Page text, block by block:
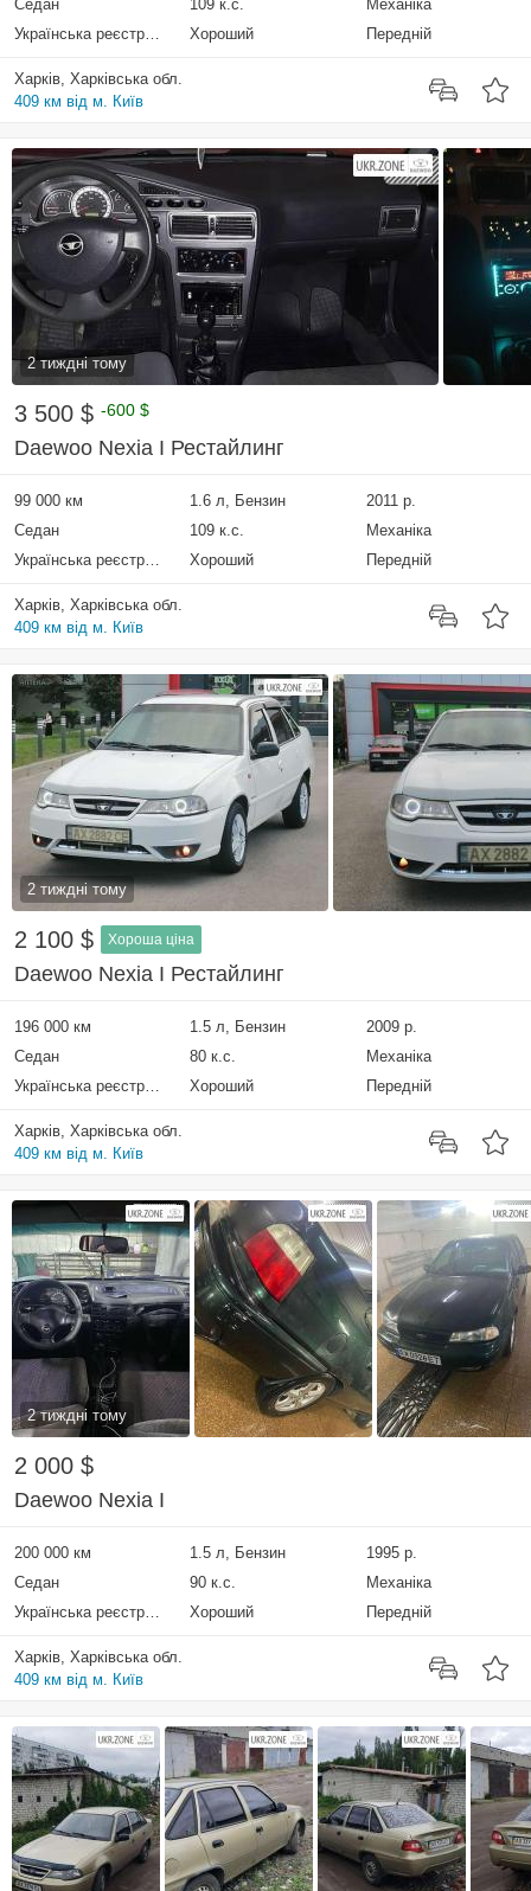
Седан
109 к.с.
Механіка
Українська реєстрація
Хороший Передній
Харків, Харківська обл.
409 км від м. Київ
2 тиждні тому
3 500 $ -600 $
Daewoo Nexia I Рестайлинг
99 000 км 1.6 л, Бензин
2011 р.
Седан
109 к.с.
Механіка
Українська реєстрація
Хороший Передній
Харків, Харківська обл.
409 км від м. Київ
2 тиждні тому
2 100 $ Хороша ціна
Daewoo Nexia I Рестайлинг
196 000 км 1.5 л, Бензин
2009 р.
Седан
80 к.с.
Механіка
Українська реєстрація
Хороший Передній
Харків, Харківська обл.
409 км від м. Київ
2 тиждні тому
2 000 $
Daewoo Nexia I
200 000 км 1.5 л, Бензин
1995 р.
Седан
90 к.с.
Механіка
Українська реєстрація
Хороший Передній
Харків, Харківська обл.
409 км від м. Київ